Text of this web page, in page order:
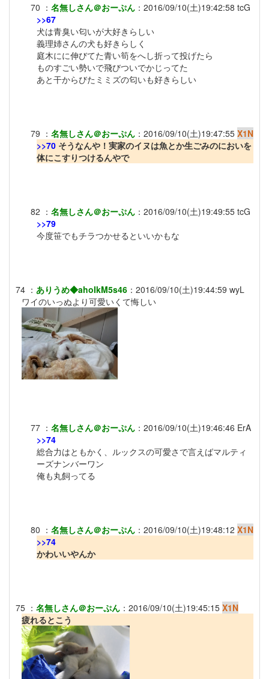
70 ： 名無しさん＠おーぷん ： 2016/09/10(土)19:42:58 tcG
>>67
犬は青臭い匂いが大好きらしい
義理姉さんの犬も好きらしく
庭木にに伸びてた青い筍をへし折って投げたら
ものすごい勢いで飛びついでかじってた
あと干からびたミミズの匂いも好きらしい
79 ： 名無しさん＠おーぷん ： 2016/09/10(土)19:47:55 X1N
>>70 そうなんや！実家のイヌは魚とか生ごみのにおいを
体にこすりつけるんやで
82 ： 名無しさん＠おーぷん ： 2016/09/10(土)19:49:55 tcG
>>79
今度笹でもチラつかせるといいかもな
74 ： ありうめ◆ahoIkM5s46 ： 2016/09/10(土)19:44:59 wyL
ワイのいっぬより可愛いくて悔しい
77 ： 名無しさん＠おーぷん ： 2016/09/10(土)19:46:46 ErA
>>74
総合力はともかく、ルックスの可愛さで言えばマルティ
ーズナンバーワン
俺も丸飼ってる
80 ： 名無しさん＠おーぷん ： 2016/09/10(土)19:48:12 X1N
>>74
かわいいやんか
75 ： 名無しさん＠おーぷん ： 2016/09/10(土)19:45:15 X1N
疲れるとこう